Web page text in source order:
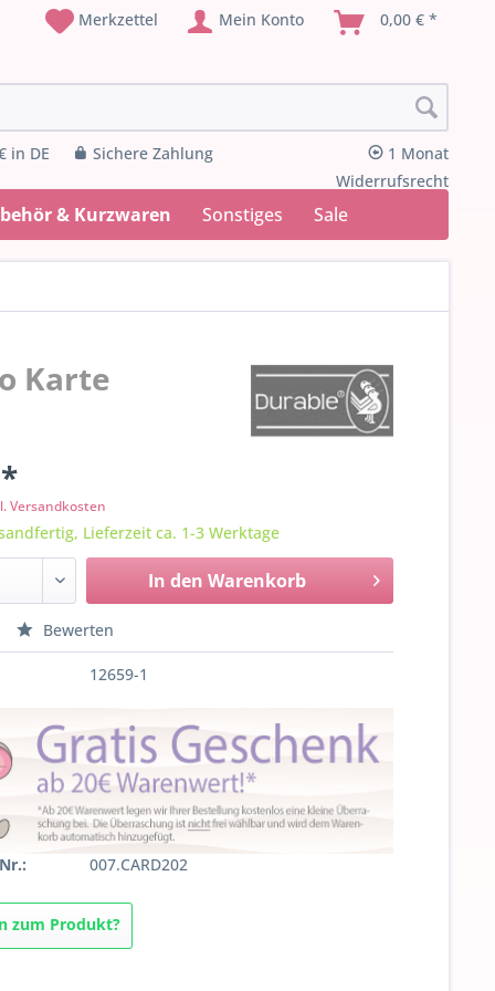
Merkzettel Mein Konto 0,00 € *
in DE Sichere Zahlung
1 Monat
Widerrufsrecht
& Kurzwaren Sonstiges Sale
Karte
Versandkosten
Lieferzeit ca. 1-3 Werktage
In den Warenkorb
Bewerten
12659-1
007.CARD202
zum Produkt?